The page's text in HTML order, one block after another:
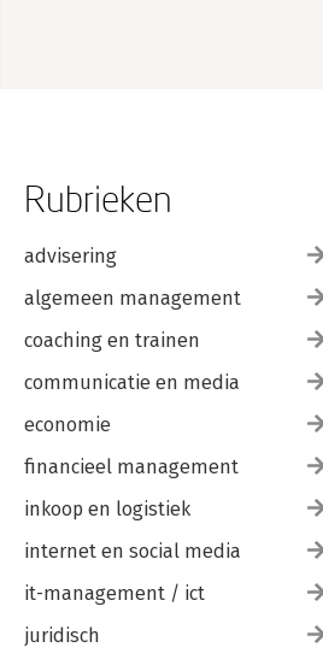
Rubrieken
advisering
algemeen management
coaching en trainen
communicatie en media
economie
financieel management
inkoop en logistiek
internet en social media
it-management / ict
juridisch